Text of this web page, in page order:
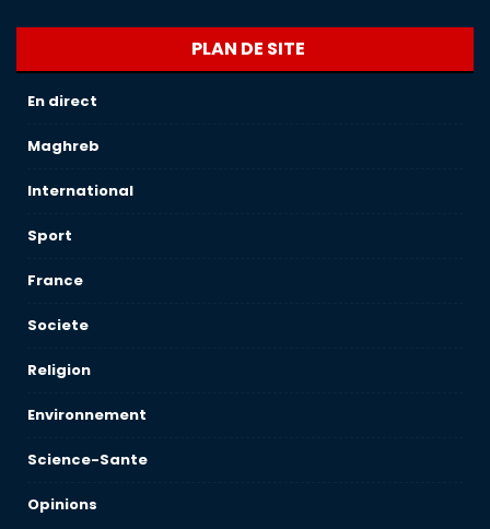
PLAN DE SITE
En direct
Maghreb
International
Sport
France
Societe
Religion
Environnement
Science-Sante
Opinions